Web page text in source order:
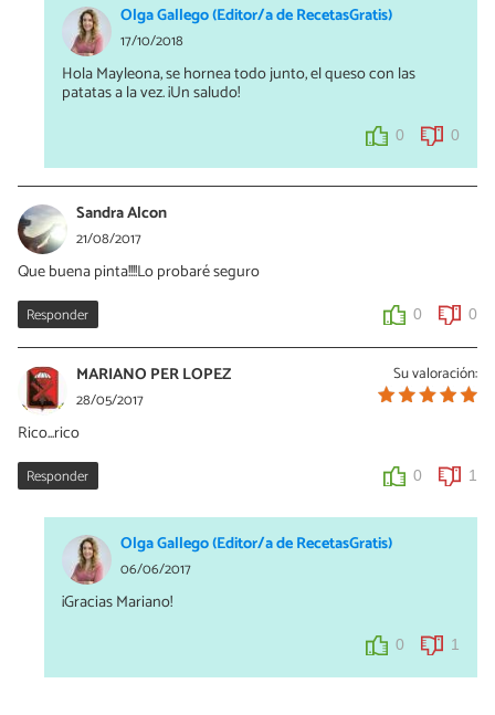
Olga Gallego (Editor/a de RecetasGratis)
17/10/2018
Hola Mayleona, se hornea todo junto, el queso con las
patatas a la vez. ¡Un saludo!
0 0
Sandra Alcon
21/08/2017
Que buena pinta!!!!Lo probaré seguro
Responder 0 0
Su valoración:
MARIANO PER LOPEZ
28/05/2017
Rico...rico
Responder 0 1
Olga Gallego (Editor/a de RecetasGratis)
06/06/2017
¡Gracias Mariano!
0 1